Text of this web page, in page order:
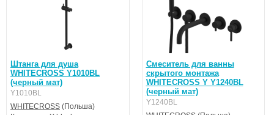
Штанга для душа
WHITECROSS Y1010BL
(черный мат)
Y1010BL
WHITECROSS (Польша)
Смеситель для ванны
скрытого монтажа
WHITECROSS Y Y1240BL
(черный мат)
Y1240BL